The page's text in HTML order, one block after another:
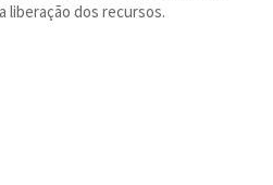
liberação dos recursos.